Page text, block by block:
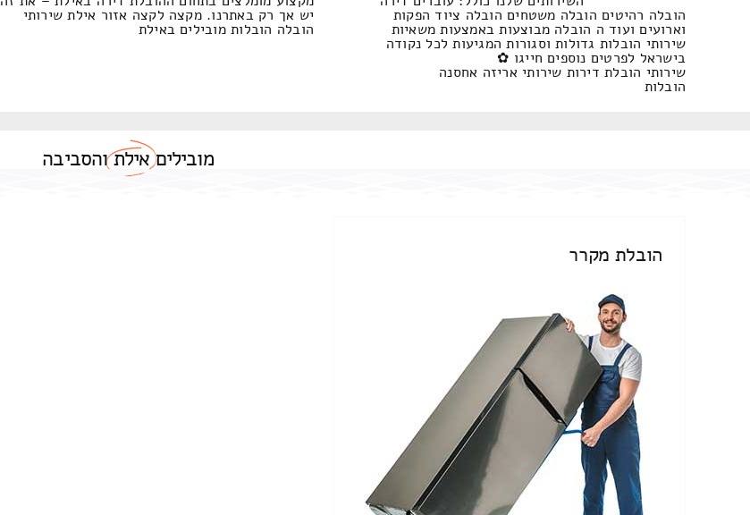
הובלה רהיטים הובלה משטחים הובלה ציוד הפקות
וארועים ועוד ה הובלה מבוצעות באמצעות משאיות
שירותי הובלות גדולות וסגורות המגיעות לכל נקודה
בישראל לפרטים נוספים חייגו ✿
שירותי הובלת דירות שירותי אריזה אחסנה
הובלות
יש אך רק באתרנו. מקצה לקצה אזור אילת שירותי
הובלה הובלות מובילים באילת
מוביליםאילתוהסביבה
הובלת מקרר